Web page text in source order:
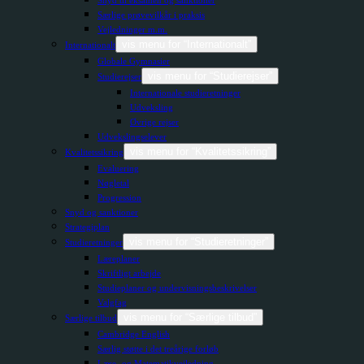
Særlige prøvevilkår i praksis
Vejledninger m.m.
Internationalt
Globale Gymnasier
Studierejser
Internationale studieretninger
Udveksling
Øvrige rejser
Udvekslingselever
Kvalitetssikring
Evaluering
Nøgletal
Progression
Snyd og sanktioner
Strategiplan
Studieretninger
Læreplaner
Skriftligt arbejde
Studieplaner og undervisningsbeskrivelser
Valgfag
Særlige tilbud
Cambridge English
Særlig støtte i det treårige forløb